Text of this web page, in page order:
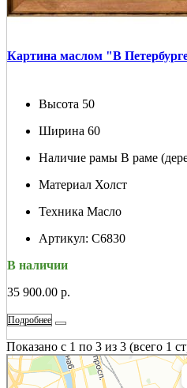
Картина маслом "В
Высота 50
Ширина 60
Наличие рамы В раме
Материал Холст
Техника Масло
Артикул: С6830
В наличии
35 900.00 р.
Подробнее
Показано с 1 по 3 из 3 (всего 1